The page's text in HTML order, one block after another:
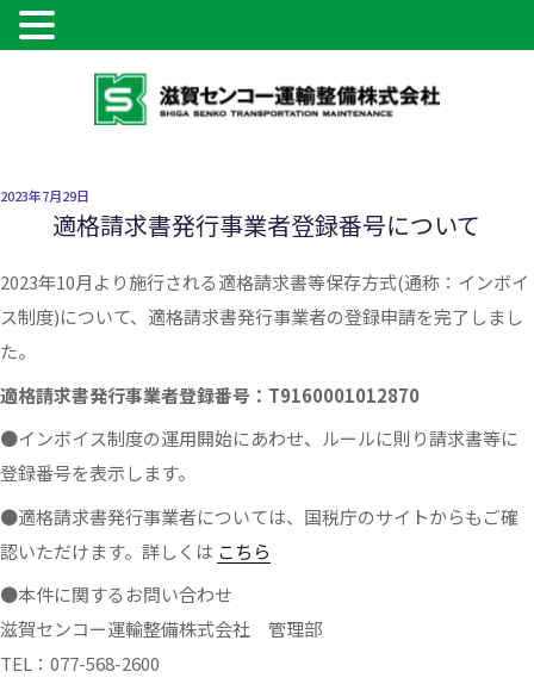
へ
ッ
プ
投
2023年7月29日
適格請求書発行事業者登録番号について
2023年10月より施行される適格請求書等保存方式(通称：インボイ
ス制度)について、適格請求書発行事業者の登録申請を完了しまし
た。
適格請求書発行事業者登録番号：T9160001012870
●インボイス制度の運用開始にあわせ、ルールに則り請求書等に
登録番号を表示します。
●適格請求書発行事業者については、国税庁のサイトからもご確
認いただけます。詳しくは こちら
●本件に関するお問い合わせ
滋賀センコー運輸整備株式会社 管理部
TEL：077-568-2600